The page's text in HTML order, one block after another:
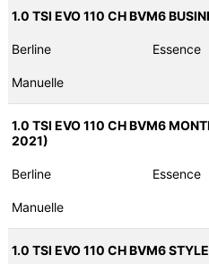
1.0 TSI EVO 110 CH BVM6
Berline Essence
Manuelle
1.0 TSI EVO 110 CH BVM6
2021)
Berline Essence
Manuelle
1.0 TSI EVO 110 CH BVM6